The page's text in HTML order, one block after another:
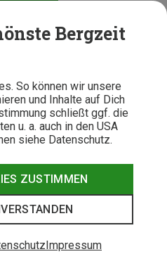
Bergzeit
So können wir unsere
und Inhalte auf Dich
schließt ggf. die
u. a. auch in den USA
siehe Datenschutz.
ZUSTIMMEN
Impressum
Interessieren
winterfest – in 5
für den Winter
Mountainbiken: 6
Warum ist ein
möglich?